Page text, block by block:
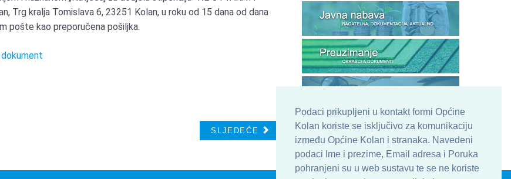
Podaci prikupljeni u kontakt formi Općine
Kolan koriste se isključivo za komunikaciju
između Općine Kolan i stranaka. Navedeni
podaci Ime i prezime, Email adresa i Poruka
pohranjeni su u web sustavu te se ne koriste
Trg kralja Tomislava 6, 23251 Kolan, u roku od 15 dana od dana
pošte kao preporučena pošiljka.
SLJEDEĆE